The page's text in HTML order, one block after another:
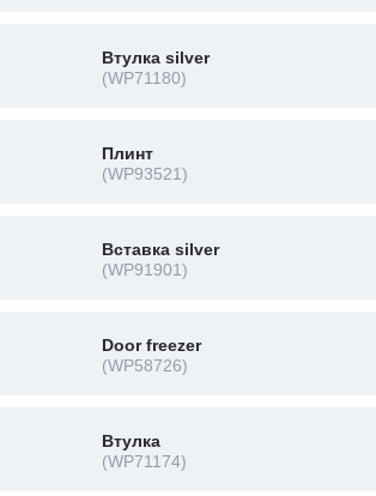
Втулка silver
(WP71180)
Плинт
(WP93521)
Вставка silver
(WP91901)
Door freezer
(WP58726)
Втулка
(WP71174)